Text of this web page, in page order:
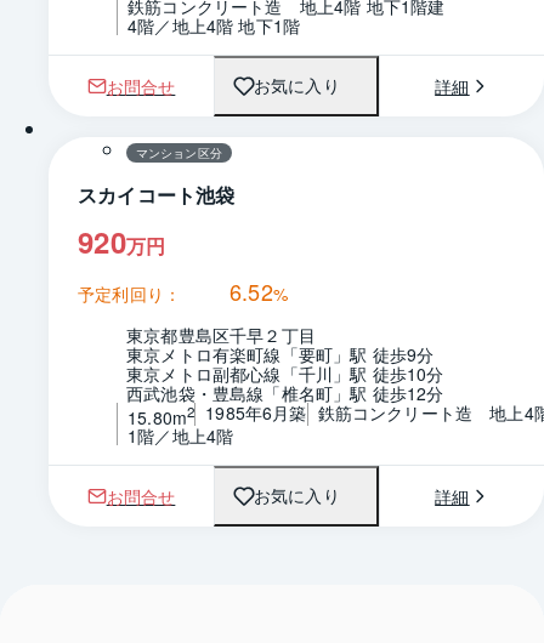
鉄筋コンクリート造　地上4階 地下1階建
4階／地上4階 地下1階
お問合せ お気に入り 詳細
1 / 0
マンション区分
スカイコート池袋
920万円
予定利回り： 6.52%
東京都豊島区千早２丁目
東京メトロ有楽町線「要町」駅 徒歩9分
東京メトロ副都心線「千川」駅 徒歩10分
西武池袋・豊島線「椎名町」駅 徒歩12分
15.80m2 1985年6月築 鉄筋コンクリート造　地上4
1階／地上4階
お問合せ お気に入り 詳細